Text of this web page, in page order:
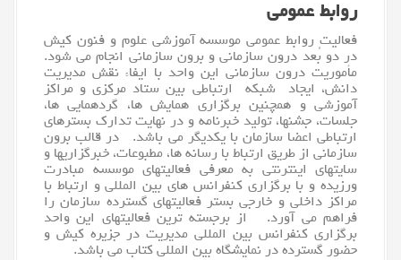
روابط عمومی
فعالیت روابط عمومی موسسه آموزشی علوم و فنون کیش
در دو بُعد درون سازمانی و برون سازمانی انجام می شود.
مأموریت درون سازمانی این واحد با ایفاء نقش مدیریت
دانش، ایجاد شبکه ارتباطی بین ستاد مرکزی و مراکز
آموزشی و همچنین برگزاری همایش ها، گردهمایی ها،
جلسات، جشنها، تولید خبرنامه و در نهایت تدارک بسترهای
ارتباطی اعضا سازمان با یکدیگر می باشد. در قالب برون
سازمانی از طریق ارتباط با رسانه ها، مطبوعات، خبرگزاریها و
سایتهای اینترنتی به معرفی فعالیتهای موسسه مبادرت
ورزیده و با برگزاری کنفرانس های بین المللی و ارتباط با
مراکز داخلی و خارجی بستر فعالیتهای گسترده سازمان را
فراهم می آورد. از برجسته ترین فعالیتهای این واحد
برگزاری کنفرانس بین المللی مدیریت در جزیره کیش و
حضور گسترده در نمایشگاه بین المللی کتاب می باشد.